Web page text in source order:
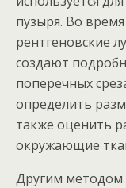
пузыря. Во
рентгеновские
создают
поперечных
определить
также оценить
окружающие
Другим методом